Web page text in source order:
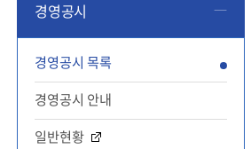
경영공시
경영공시 목록
경영공시 안내
일반현황